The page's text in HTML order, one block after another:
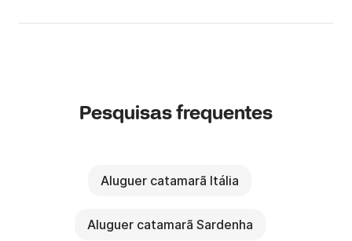
Pesquisas frequentes
Aluguer catamarã Itália
Aluguer catamarã Sardenha